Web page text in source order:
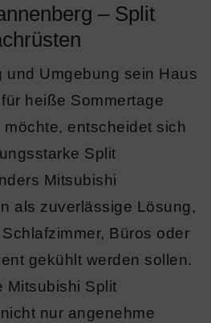
– Split
und Umgebung sein Haus
heiße Sommertage
entscheidet sich
Split
Mitsubishi
als zuverlässige Lösung,
Büros oder
gekühlt werden sollen.
Mitsubishi Split
nur angenehme